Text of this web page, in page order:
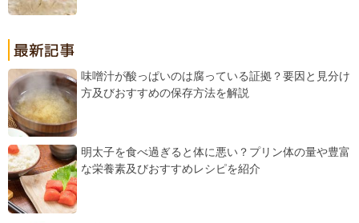
味噌汁が酸っぱいのは腐っている証拠？要因と見分け
方及びおすすめの保存方法を解説
明太子を食べ過ぎると体に悪い？プリン体の量や豊富
な栄養素及びおすすめレシピを紹介